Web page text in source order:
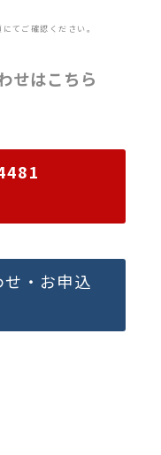
てご確認ください。
せはこちら
4481
・お申込